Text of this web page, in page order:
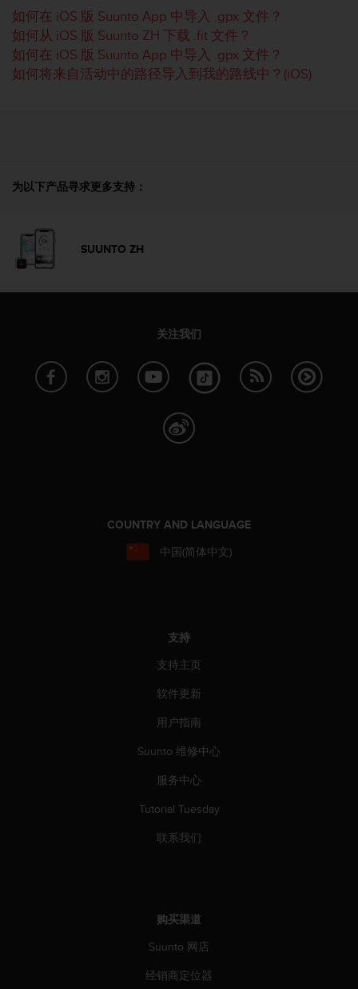
如何在 iOS 版 Suunto App 中导入 .gpx 文件？
如何从 iOS 版 Suunto ZH 下载 .fit 文件？
如何在 iOS 版 Suunto App 中导入 .gpx 文件？
如何将来自活动中的路径导入到我的路线中？(iOS)
为以下产品寻求更多支持：
SUUNTO ZH
关注我们
COUNTRY AND LANGUAGE
中国(简体中文)
支持
支持主页
软件更新
用户指南
Suunto 维修中心
服务中心
Tutorial Tuesday
联系我们
购买渠道
Suunto 网店
经销商定位器